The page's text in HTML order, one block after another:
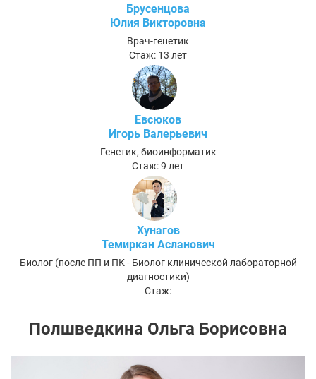
Брусенцова
Юлия Викторовна
Врач-генетик
Стаж: 13 лет
Евсюков
Игорь Валерьевич
Генетик, биоинформатик
Стаж: 9 лет
Хунагов
Темиркан Асланович
Биолог (после ПП и ПК - Биолог клинической лабораторной
диагностики)
Стаж:
Полшведкина Ольга Борисовна